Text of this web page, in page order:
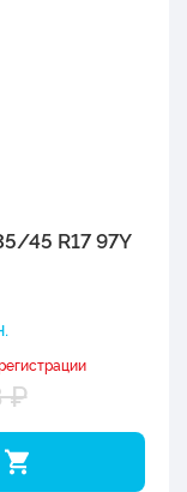
45 R17 97Y
₽